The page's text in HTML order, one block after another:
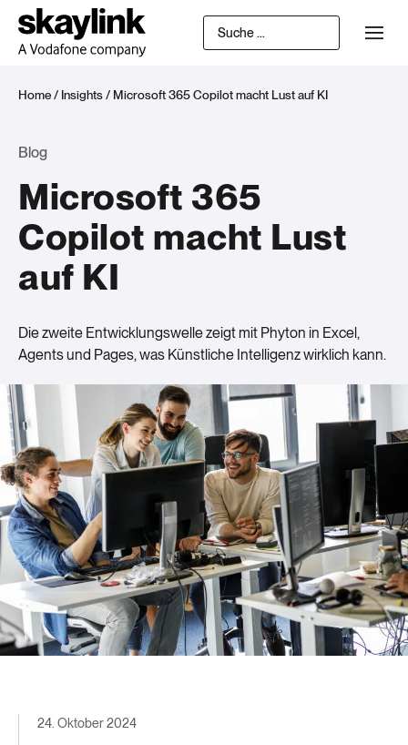
Home/ Insights/ Microsoft 365 Copilot macht Lust auf KI
Blog
Microsoft 365
Copilot macht Lust
auf KI
Die zweite Entwicklungswelle zeigt mit Phyton in Excel,
Agents und Pages, was Künstliche Intelligenz wirklich kann.
24. Oktober 2024